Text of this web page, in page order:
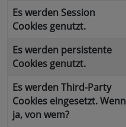
Es werden Session
Cookies genutzt.
Es werden persistente
Cookies genutzt.
Es werden Third-Party
Cookies eingesetzt. Wenn
ja, von wem?